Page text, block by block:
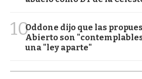
10Oddone dijo que las
Abierto son
una "ley aparte"